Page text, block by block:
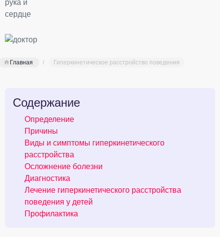
Главная Гиперкинетическое расстройство поведения
Содержание
Определение
Причины
Виды и симптомы гиперкинетического
расстройства
Осложнение болезни
Диагностика
Лечение гиперкинетического расстройства
поведения у детей
Профилактика